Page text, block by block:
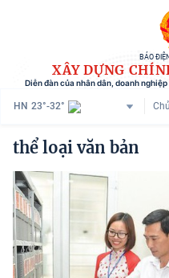
BÁO
XÂY DỰNG
Diễn đàn của nhân dân, doanh
HN 23°-32°
Danh mục
Trang chủ
Chính sách mới
Tham vấn chính sách
Người dân góp ý
thể loại văn bản